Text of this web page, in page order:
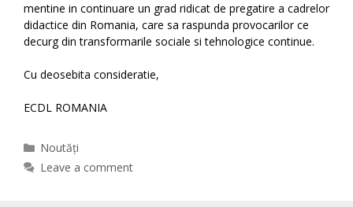
mentine in continuare un grad ridicat de pregatire a cadrelor
didactice din Romania, care sa raspunda provocarilor ce
decurg din transformarile sociale si tehnologice continue.
Cu deosebita consideratie,
ECDL ROMANIA
Categories
Noutăți
Leave a comment